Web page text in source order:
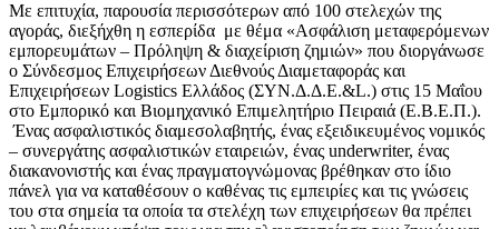
Με επιτυχία, παρουσία περισσότερων από 100 στελεχών της
αγοράς, διεξήχθη η εσπερίδα με θέμα «Ασφάλιση μεταφερόμενων
εμπορευμάτων – Πρόληψη & διαχείριση ζημιών» που διοργάνωσε
ο Σύνδεσμος Επιχειρήσεων Διεθνούς Διαμεταφοράς και
Επιχειρήσεων Logistics Ελλάδος (ΣΥΝ.Δ.Δ.Ε.&L.) στις 15 Μαΐου
στο Εμπορικό και Βιομηχανικό Επιμελητήριο Πειραιά (Ε.Β.Ε.Π.).
Ένας ασφαλιστικός διαμεσολαβητής, ένας εξειδικευμένος νομικός
– συνεργάτης ασφαλιστικών εταιρειών, ένας underwriter, ένας
διακανονιστής και ένας πραγματογνώμονας βρέθηκαν στο ίδιο
πάνελ για να καταθέσουν ο καθένας τις εμπειρίες και τις γνώσεις
του στα σημεία τα οποία τα στελέχη των επιχειρήσεων θα πρέπει